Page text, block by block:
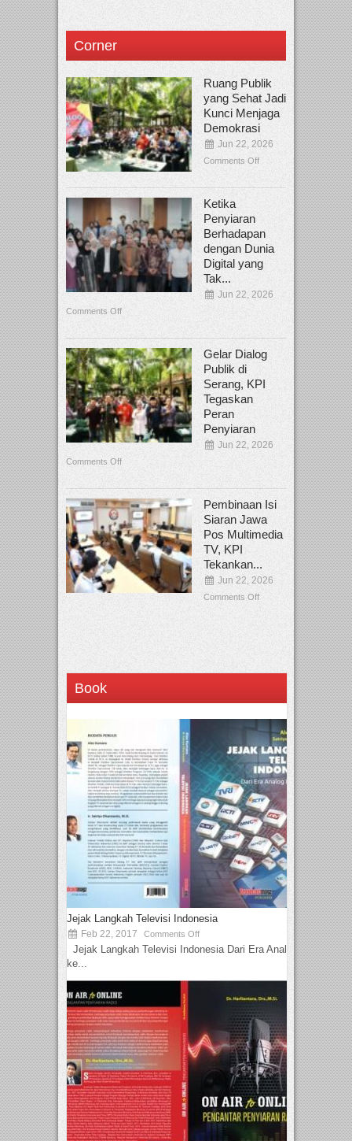
Corner
Ruang Publik
yang Sehat Jadi
Kunci Menjaga
Demokrasi
Jun 22, 2026
Comments Off
Ketika
Penyiaran
Berhadapan
dengan Dunia
Digital yang
Tak...
Jun 22, 2026
Comments Off
Gelar Dialog
Publik di
Serang, KPI
Tegaskan
Peran
Penyiaran
Jun 22, 2026
Comments Off
Pembinaan Isi
Siaran Jawa
Pos Multimedia
TV, KPI
Tekankan...
Jun 22, 2026
Comments Off
Book
Jejak Langkah Televisi Indonesia
Feb 22, 2017 Comments Off
Jejak Langkah Televisi Indonesia Dari Era Analog
ke...